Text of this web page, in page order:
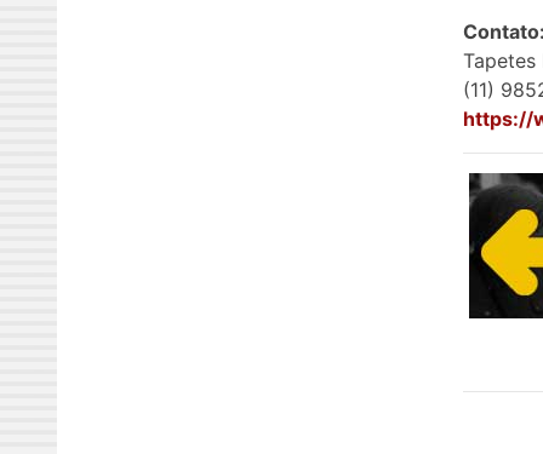
Contato:
Tapetes
(11)
https://